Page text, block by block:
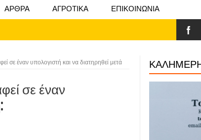
ΑΡΘΡΑ ΑΓΡΟΤΙΚΑ ΕΠΙΚΟΙΝΩΝΙΑ
2024
την 1η Δεκέμβρη 1942
σε έναν υπολογιστή και να διατηρηθεί μετά
σε έναν